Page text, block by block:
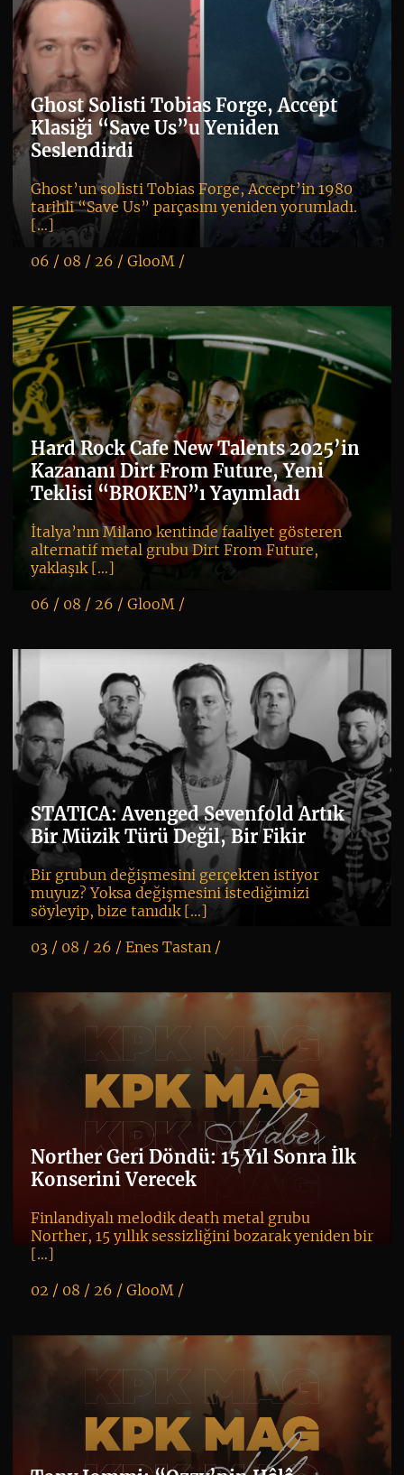
Ghost Solisti Tobias Forge, Accept
Klasiği “Save Us”u Yeniden
Seslendirdi
Ghost’un solisti Tobias Forge, Accept’in 1980
tarihli “Save Us” parçasını yeniden yorumladı.
[…]
06 / 08 / 26 / GlooM/
Hard Rock Cafe New Talents 2025’in
Kazananı Dirt From Future, Yeni
Teklisi “BROKEN”ı Yayımladı
İtalya’nın Milano kentinde faaliyet gösteren
alternatif metal grubu Dirt From Future,
yaklaşık […]
06 / 08 / 26 / GlooM/
STATICA: Avenged Sevenfold Artık
Bir Müzik Türü Değil, Bir Fikir
Bir grubun değişmesini gerçekten istiyor
muyuz? Yoksa değişmesini istediğimizi
söyleyip, bize tanıdık […]
03 / 08 / 26 / Enes Tastan/
Norther Geri Döndü: 15 Yıl Sonra İlk
Konserini Verecek
Finlandiyalı melodik death metal grubu
Norther, 15 yıllık sessizliğini bozarak yeniden bir
[…]
02 / 08 / 26 / GlooM/